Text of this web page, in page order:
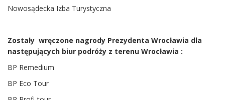
Nowosądecka Izba Turystyczna
Zostały wręczone nagrody Prezydenta Wrocławia dla
następujących biur podróży z terenu Wrocławia :
BP Remedium
BP Eco Tour